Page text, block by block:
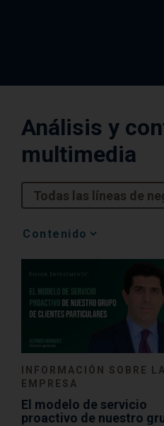
Análisis y
multimedia
Todas las líneas de
Media
Choice
INFORMACIÓN SOBRE LA
EMPRESA
El modelo de servicio
proactivo de nuestro